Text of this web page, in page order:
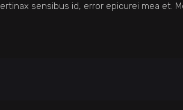
sensibus id, error epicurei mea et.